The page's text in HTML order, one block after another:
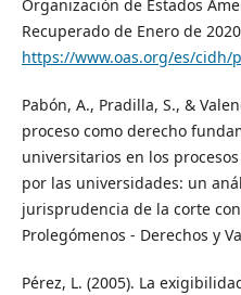
Organización de Estados
Recuperado de Enero de
https://www.oas.org/es/cidh/
Pabón, A., Pradilla, S., &
proceso como derecho
universitarios en los
por las universidades: un
jurisprudencia de la corte
Prolegómenos - Derechos y
Pérez, L. (2005). La